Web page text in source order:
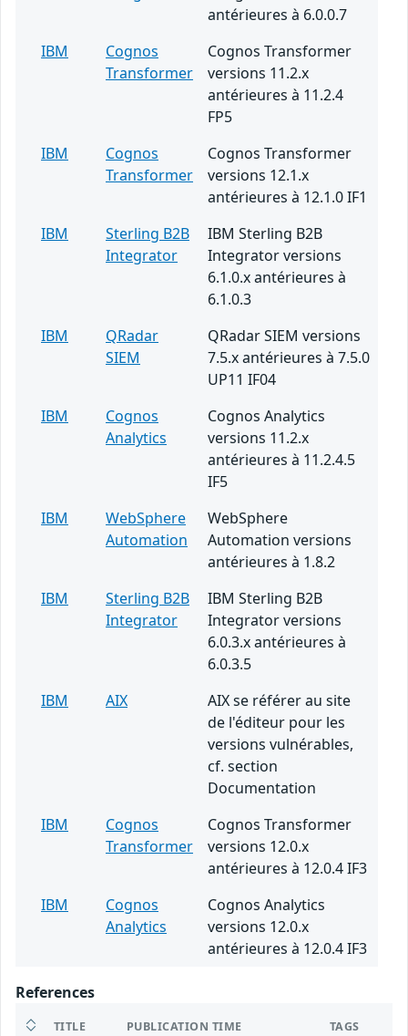
antérieures à 6.0.0.7
IBM
Cognos
Transformer
Cognos Transformer
versions 11.2.x
antérieures à 11.2.4
FP5
IBM
Cognos
Transformer
Cognos Transformer
versions 12.1.x
antérieures à 12.1.0 IF1
IBM
Sterling B2B
Integrator
IBM Sterling B2B
Integrator versions
6.1.0.x antérieures à
6.1.0.3
IBM
QRadar
SIEM
QRadar SIEM versions
7.5.x antérieures à 7.5.0
UP11 IF04
IBM
Cognos
Analytics
Cognos Analytics
versions 11.2.x
antérieures à 11.2.4.5
IF5
IBM
WebSphere
Automation
WebSphere
Automation versions
antérieures à 1.8.2
IBM
Sterling B2B
Integrator
IBM Sterling B2B
Integrator versions
6.0.3.x antérieures à
6.0.3.5
IBM
AIX
AIX se référer au site
de l'éditeur pour les
versions vulnérables,
cf. section
Documentation
IBM
Cognos
Transformer
Cognos Transformer
versions 12.0.x
antérieures à 12.0.4 IF3
IBM
Cognos
Analytics
Cognos Analytics
versions 12.0.x
antérieures à 12.0.4 IF3
References
TITLE PUBLICATION TIME TAGS